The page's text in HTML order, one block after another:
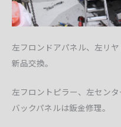
左フロンドアパネル、左リ
新品交換。
左フロントピラー、左セン
バックパネルは鈑金修理。